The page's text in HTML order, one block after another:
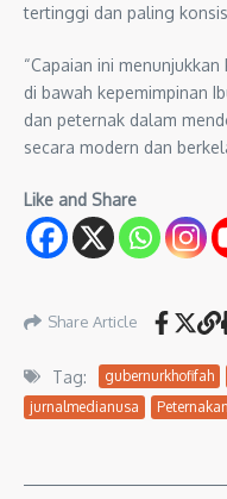
tertinggi dan paling
“Capaian ini
di bawah kepemimpinan
dan peternak dalam
secara modern dan
Like and Share
Share Article
Tag: gubernurkhofifah
jurnalmedianusa